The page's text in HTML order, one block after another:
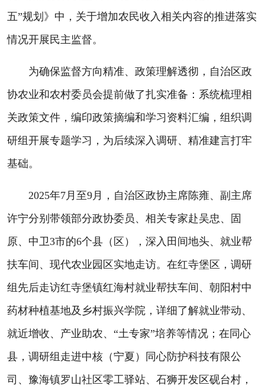
五”规划》中，关于增加农民收入相关内容的推进落实
情况开展民主监督。
为确保监督方向精准、政策理解透彻，自治区政
协农业和农村委员会提前做了扎实准备：系统梳理相
关政策文件，编印政策摘编和学习资料汇编，组织调
研组开展专题学习，为后续深入调研、精准建言打牢
基础。
2025年7月至9月，自治区政协主席陈雍、副主席
许宁分别带领部分政协委员、相关专家赴吴忠、固
原、中卫3市的6个县（区），深入田间地头、就业帮
扶车间、现代农业园区实地走访。在红寺堡区，调研
组先后走访红寺堡镇红海村就业帮扶车间、朝阳村中
药材种植基地及乡村振兴学院，详细了解就业带动、
就近增收、产业助农、“土专家”培养等情况；在同心
县，调研组走进中核（宁夏）同心防护科技有限公
司、豫海镇罗山社区零工驿站、石狮开发区砚台村，